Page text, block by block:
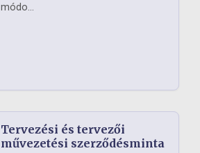
módo...
Tervezési és tervezői
művezetési szerződésminta